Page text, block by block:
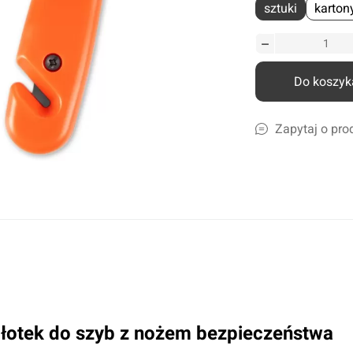
ciężarowych
rolniczych
i płynów
Ścierki, gąbki, akcesoria
Szampony i preparaty do mycia
Konserwacja lakieru i karoserii
Opryskiwacze
Pozostałe
sztuki
Do
Zapytaj o
do szyb z nożem bezpieczeństwa